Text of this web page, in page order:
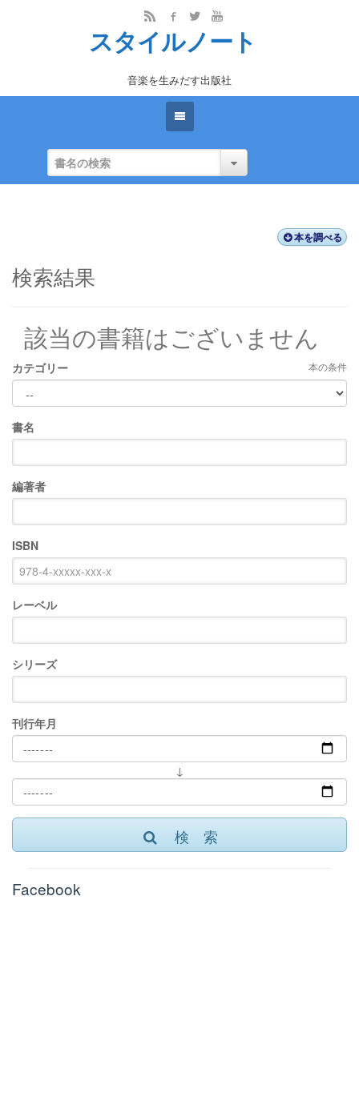
スタイルノート
音楽を生みだす出版社
本を調べる
検索結果
該当の書籍はございません
本の条件
カテゴリー
書名
編著者
ISBN
レーベル
シリーズ
刊行年月
↓
検 索
Facebook